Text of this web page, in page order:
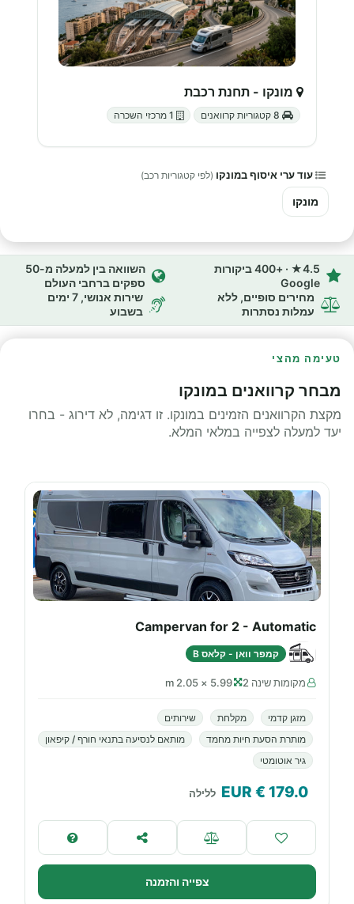
מונקו - תחנת רכבת
עוד ערי איסוף במונקו (לפי קטגוריות רכב)
מונקו
4.5★ · +400 ביקורות
Google
השוואה בין למעלה מ-50
ספקים ברחבי העולם
מחירים סופיים, ללא
עמלות נסתרות
שירות אנושי, 7 ימים
בשבוע
טעימה מהצי
מבחר קרוואנים במונקו
מקצת הקרוואנים הזמינים במונקו. זו דגימה, לא דירוג - בחרו
יעד למעלה לצפייה במלאי המלא.
Campervan for 2 - Automatic
קמפר וואן - קלאס B
מקומות שינה 2 5.99 × 2.05 m
מזגן קדמי מקלחת
שירותים
מותרת הסעת חיות מחמד
מותאם לנסיעה בתנאי חורף / קיפאון
גיר אוטומטי
179.0
€ EUR ללילה
צפייה והזמנה